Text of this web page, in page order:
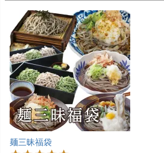
麺三昧福袋